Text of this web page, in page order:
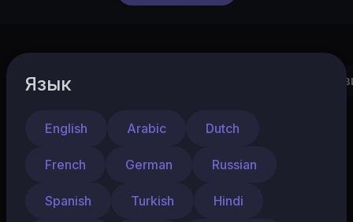
Видео
Язык
English Arabic Dutch
French German Russian
Spanish Turkish Hindi